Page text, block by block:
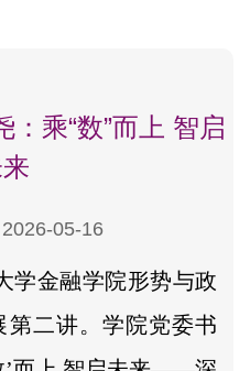
乘“数”而上 智启
05-16
学金融学院形势与政
第二讲。学院党委书